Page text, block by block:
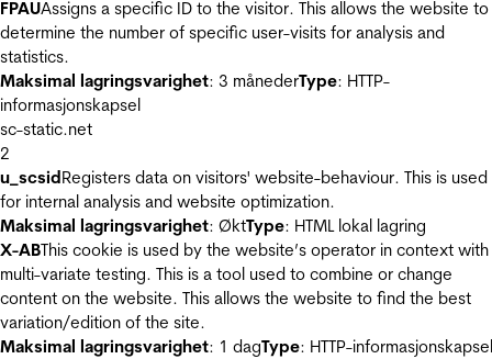
FPAUAssigns a specific ID to the visitor. This allows the website to
determine the number of specific user-visits for analysis and
statistics.
Maksimal lagringsvarighet: 3 månederType: HTTP-
informasjonskapsel
sc-static.net
2
u_scsidRegisters data on visitors' website-behaviour. This is used
for internal analysis and website optimization.
Maksimal lagringsvarighet: ØktType: HTML lokal lagring
X-ABThis cookie is used by the website’s operator in context with
multi-variate testing. This is a tool used to combine or change
content on the website. This allows the website to find the best
variation/edition of the site.
Maksimal lagringsvarighet: 1 dagType: HTTP-informasjonskapsel